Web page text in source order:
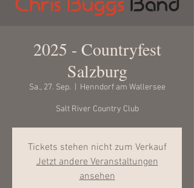
2025 - Countryfest
Salzburg
Sa., 27. Sep. Henndorf am Wallersee
Salt River Country Club
Tickets stehen nicht zum Verkauf
Jetzt andere Veranstaltungen
ansehen